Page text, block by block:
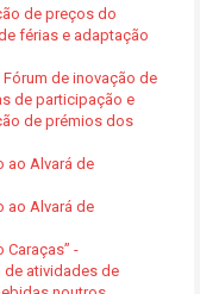
de preços do
férias e adaptação
Fórum de inovação de
de participação e
de prémios dos
ao Alvará de
ao Alvará de
Caraças” -
atividades de